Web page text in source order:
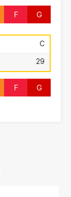
F G
C
29
F G